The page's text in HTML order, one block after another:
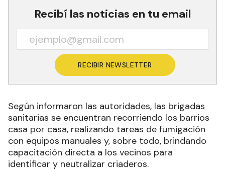
Recibí las noticias en tu email
RECIBIR NEWSLETTER
Según informaron las autoridades, las brigadas
sanitarias se encuentran recorriendo los barrios
casa por casa, realizando tareas de fumigación
con equipos manuales y, sobre todo, brindando
capacitación directa a los vecinos para
identificar y neutralizar criaderos.